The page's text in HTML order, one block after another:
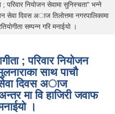
; परिवार नियाेजन सेवामा सुनिस्चता" भन्ने
सेवा दिवस अाज तिलाेत्तमा नगरपालिकामा
सम्पन्न गरि मनाईयाे ।
; परिवार नियाेजन
साथ पाचाै
सेवा दिवस अाज
मा वि हाजिरी जवाफ
।